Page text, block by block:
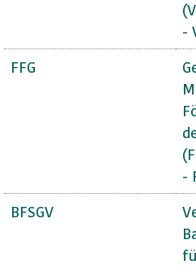
-
FFG
-
BFSGV